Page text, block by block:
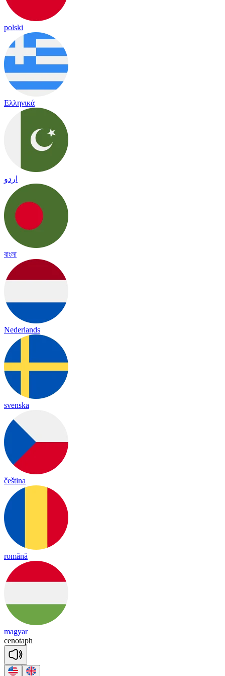
polski
Ελληνικά
اردو
বাংলা
Nederlands
svenska
čeština
română
magyar
cenotaph